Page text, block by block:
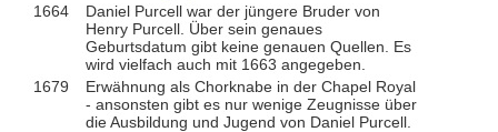
1664
Daniel Purcell war der jüngere Bruder von
Henry Purcell. Über sein genaues
Geburtsdatum gibt keine genauen Quellen. Es
wird vielfach auch mit 1663 angegeben.
1679
Erwähnung als Chorknabe in der Chapel Royal
- ansonsten gibt es nur wenige Zeugnisse über
die Ausbildung und Jugend von Daniel Purcell.